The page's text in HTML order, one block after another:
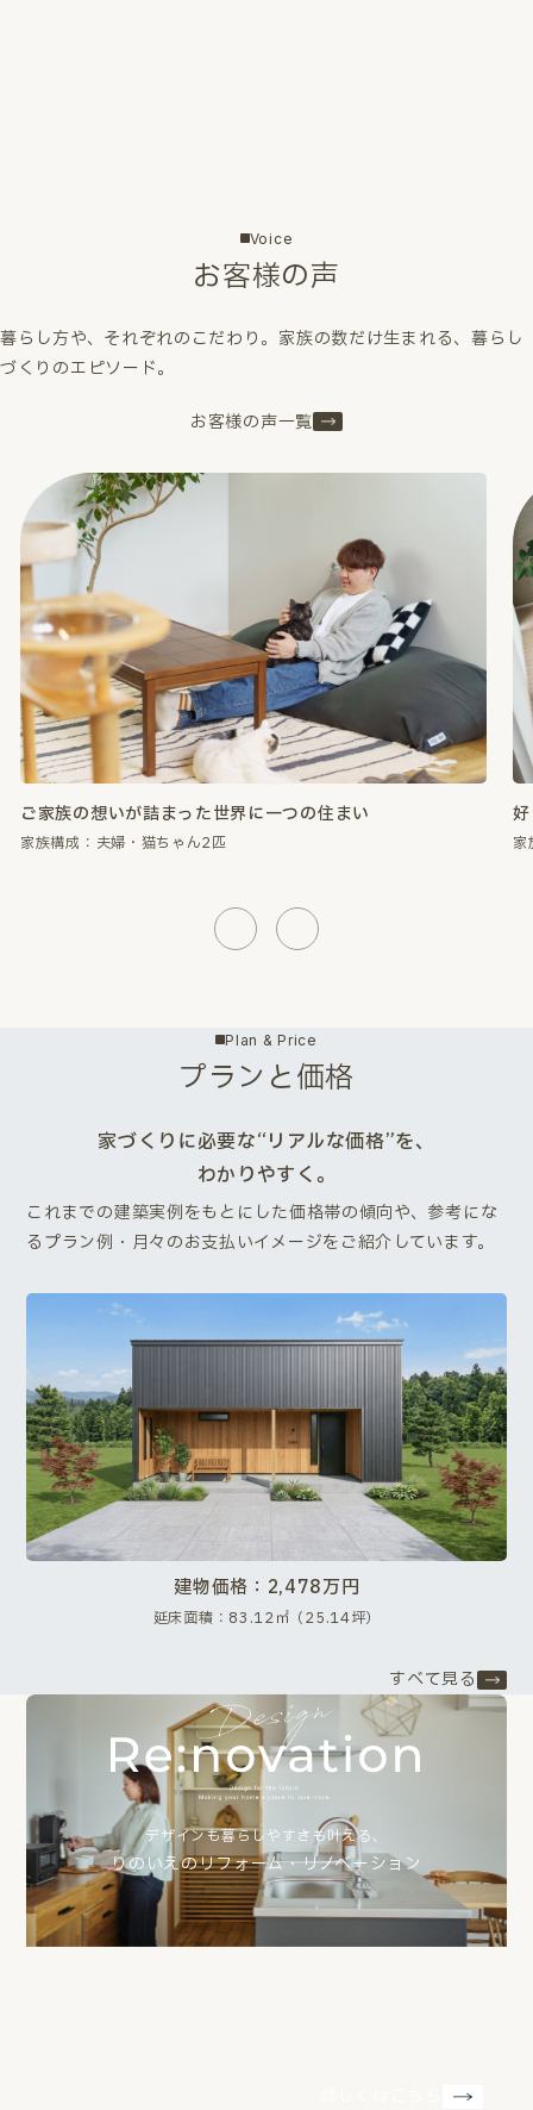
Voice
お客様の声
暮らし方や、それぞれのこだわり。家族の数だけ生まれる、暮らし
づくりのエピソード。
お客様の声一覧
好きなものに囲まれて、心が満たされる暮らし。
家族構成：夫婦・猫ちゃん2匹 家
Plan & Price
プランと価格
家づくりに必要な“リアルな価格”を、
わかりやすく。
これまでの建築実例をもとにした価格帯の傾向や、参考にな
るプラン例・月々のお支払いイメージをご紹介しています。
建物価格：2,478万円
延床面積：83.12㎡（25.14坪）
すべて見る
デザインも暮らしやすさも叶える、
りのいえのリフォーム・リノベーション